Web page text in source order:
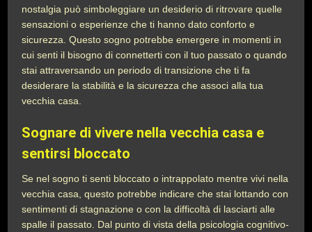
nostalgia può simboleggiare un desiderio di ritrovare quelle
sensazioni o esperienze che ti hanno dato conforto e
sicurezza. Questo sogno potrebbe emergere in momenti in
cui senti il bisogno di connetterti con il tuo passato o quando
stai attraversando un periodo di transizione che ti fa
desiderare la stabilità e la sicurezza che associ alla tua
vecchia casa.
Sognare di vivere nella vecchia casa e
sentirsi bloccato
Se nel sogno ti senti bloccato o intrappolato mentre vivi nella
vecchia casa, questo potrebbe indicare che stai lottando con
sentimenti di stagnazione o con la difficoltà di lasciarti alle
spalle il passato. Dal punto di vista della psicologia cognitivo-